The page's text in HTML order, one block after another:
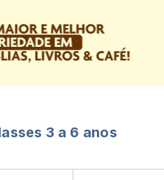
3 a 6 anos